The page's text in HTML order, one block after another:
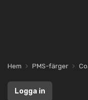
Hem PMS-färger
Logga in